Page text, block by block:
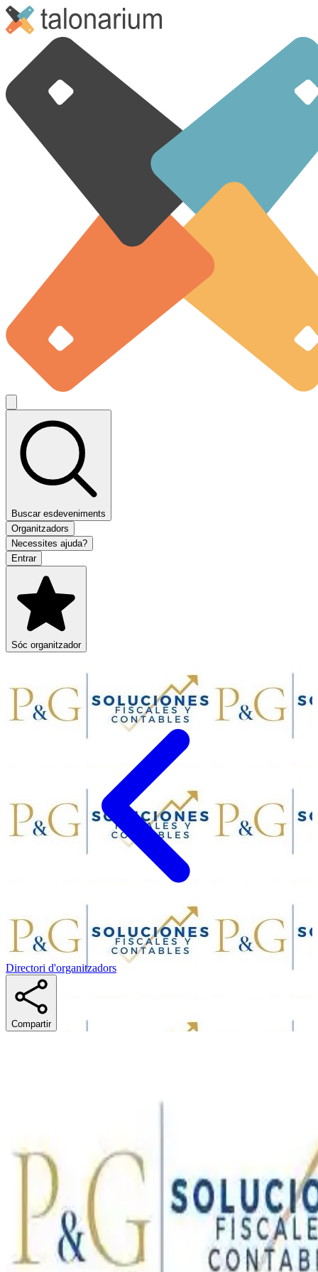
Buscar esdeveniments
Organitzadors
Necessites ajuda?
Entrar
Sóc organitzador
Directori d'organitzadors
Compartir